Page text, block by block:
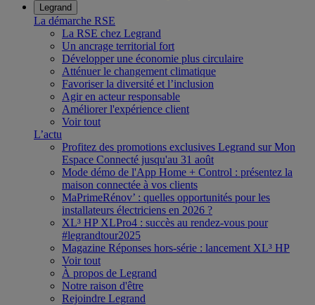
Legrand
La démarche RSE
La RSE chez Legrand
Un ancrage territorial fort
Développer une économie plus circulaire
Atténuer le changement climatique
Favoriser la diversité et l’inclusion
Agir en acteur responsable
Améliorer l'expérience client
Voir tout
L’actu
Profitez des promotions exclusives Legrand sur Mon
Espace Connecté jusqu'au 31 août
Mode démo de l'App Home + Control : présentez la
maison connectée à vos clients
MaPrimeRénov’ : quelles opportunités pour les
installateurs électriciens en 2026 ?
XL³ HP XLPro4 : succès au rendez-vous pour
#legrandtour2025
Magazine Réponses hors-série : lancement XL³ HP
Voir tout
À propos de Legrand
Notre raison d'être
Rejoindre Legrand